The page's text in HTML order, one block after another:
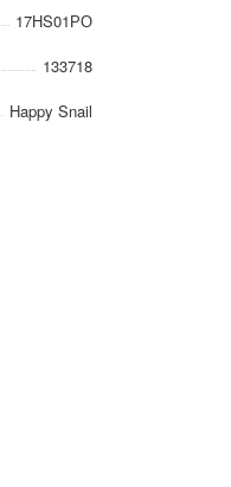
17НS01РО
133718
Happy Snail